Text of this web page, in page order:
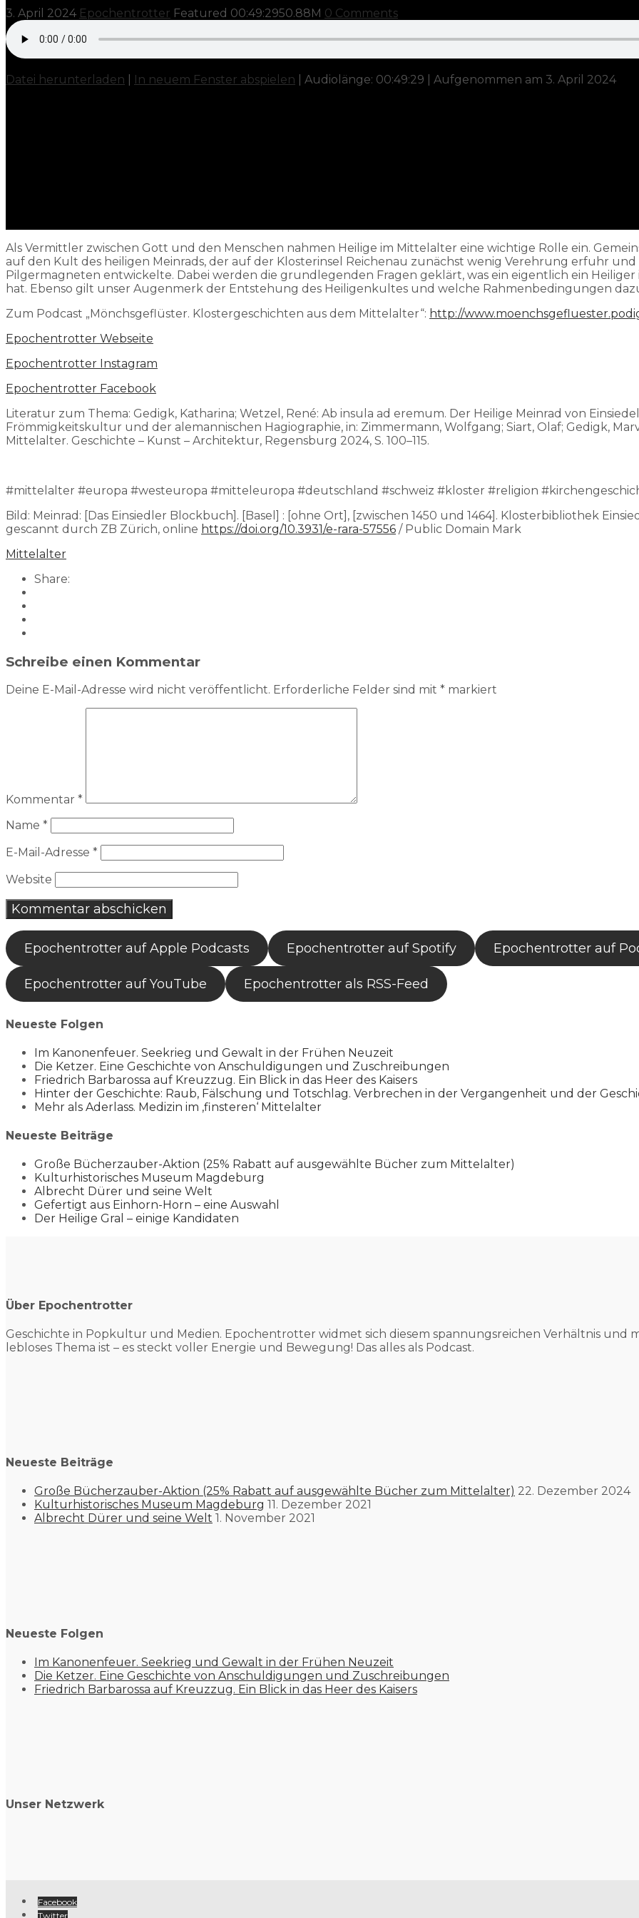
3. April 2024 Epochentrotter Featured 00:49:2950.88M 0 Comments
Datei herunterladen In neuem Fenster abspielen Audiolänge: 00:49:29 Aufgenommen am 3. April 2024
Als Vermittler zwischen Gott und den Menschen nahmen Heilige im Mittelalter eine wichtige Rolle ein.
auf den Kult des heiligen Meinrads, der auf der Klosterinsel Reichenau zunächst wenig Verehrung erfuhr
Pilgermagneten entwickelte. Dabei werden die grundlegenden Fragen geklärt, was ein eigentlich ein Heiliger
hat. Ebenso gilt unser Augenmerk der Entstehung des Heiligenkultes und welche Rahmenbedingungen
Zum Podcast „Mönchsgeflüster. Klostergeschichten aus dem Mittelalter“: http://
⁠Epochentrotter Webseite⁠⁠⁠⁠⁠⁠⁠⁠
⁠⁠⁠⁠⁠⁠⁠⁠Epochentrotter Instagram⁠⁠⁠⁠⁠⁠⁠⁠
⁠⁠⁠⁠⁠⁠⁠⁠Epochentrotter Facebook⁠⁠⁠⁠⁠⁠⁠
Literatur zum Thema: Gedigk, Katharina; Wetzel, René: Ab insula ad eremum. Der Heilige Meinrad von
Frömmigkeitskultur und der alemannischen Hagiographie, in: Zimmermann, Wolfgang; Siart, Olaf; Gedigk,
Mittelalter. Geschichte – Kunst – Architektur, Regensburg 2024, S. 100–115.
#mittelalter #europa #westeuropa #mitteleuropa #deutschland #schweiz #kloster #religion
Bild: Meinrad: [Das Einsiedler Blockbuch]. [Basel] : [ohne Ort], [zwischen 1450 und 1464]. Klosterbibliothek
gescannt durch ZB Zürich, online https://doi.org/10.3931/e-rara-57556 / Public Domain Mark
Mittelalter
Share:
Schreibe einen Kommentar
Deine E-Mail-Adresse wird nicht veröffentlicht. Erforderliche Felder sind mit * markiert
Kommentar *
Name *
E-Mail-Adresse *
Website
Epochentrotter auf Apple Podcasts Epochentrotter auf Spotify Epochentrotter auf
Epochentrotter auf YouTube Epochentrotter als RSS-Feed
Neueste Folgen
Im Kanonenfeuer. Seekrieg und Gewalt in der Frühen Neuzeit
Die Ketzer. Eine Geschichte von Anschuldigungen und Zuschreibungen
Friedrich Barbarossa auf Kreuzzug. Ein Blick in das Heer des Kaisers
Hinter der Geschichte: Raub, Fälschung und Totschlag. Verbrechen in der Vergangenheit und der
Mehr als Aderlass. Medizin im ‚finsteren‘ Mittelalter
Neueste Beiträge
Große Bücherzauber-Aktion (25% Rabatt auf ausgewählte Bücher zum Mittelalter)
Kulturhistorisches Museum Magdeburg
Albrecht Dürer und seine Welt
Gefertigt aus Einhorn-Horn – eine Auswahl
Der Heilige Gral – einige Kandidaten
Über Epochentrotter
Geschichte in Popkultur und Medien. Epochentrotter widmet sich diesem spannungsreichen Verhältnis und
lebloses Thema ist – es steckt voller Energie und Bewegung! Das alles als Podcast.
Neueste Beiträge
Große Bücherzauber-Aktion (25% Rabatt auf ausgewählte Bücher zum Mittelalter) 22. Dezember 2024
Kulturhistorisches Museum Magdeburg 11. Dezember 2021
Albrecht Dürer und seine Welt 1. November 2021
Neueste Folgen
Im Kanonenfeuer. Seekrieg und Gewalt in der Frühen Neuzeit
Die Ketzer. Eine Geschichte von Anschuldigungen und Zuschreibungen
Friedrich Barbarossa auf Kreuzzug. Ein Blick in das Heer des Kaisers
Unser Netzwerk
Facebook
Twitter